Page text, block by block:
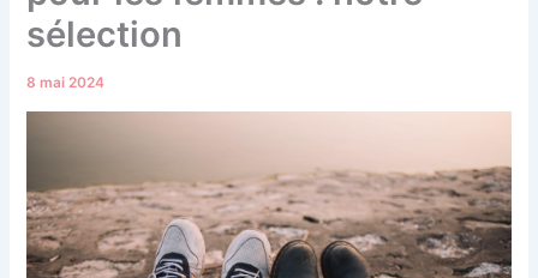
sélection
8 mai 2024